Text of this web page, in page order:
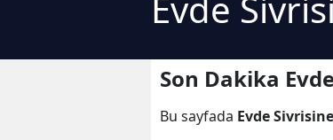
Son Dakika
Bu sayfada Evde